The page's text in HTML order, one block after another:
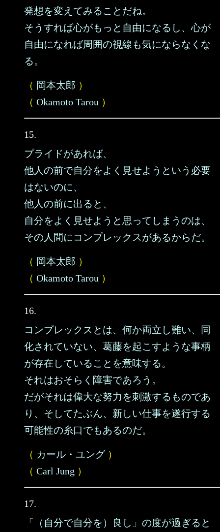
発想を変えてみることだね。
そうすれば心がもっと自由になるし、心が
自由になれば周囲の視線も気にならなくな
る。
（ 岡本太郎 ）
（ Okamoto Tarou ）
15.
プライドがあれば、
他人の前で自分をよく見せようという必要
はないのに、
他人の前に出ると、
自分をよく見せようと思ってしまうのは、
その人間にコンプレックスがあるからだ。
（ 岡本太郎 ）
（ Okamoto Tarou ）
16.
コンプレックスとは、何か両立し難い、同
化されていない、葛藤を起こすような事柄
が存在していることを意味する。
それはおそらく障害であろう。
だがそれは偉大な努力を刺激するものであ
り、そしてたぶん、新しい仕事を遂行する
可能性の糸口でもあるのだ。
（ カール・ユング）
（ Carl Jung ）
17.
「（自分で自分を）良し」の度が過ぎると